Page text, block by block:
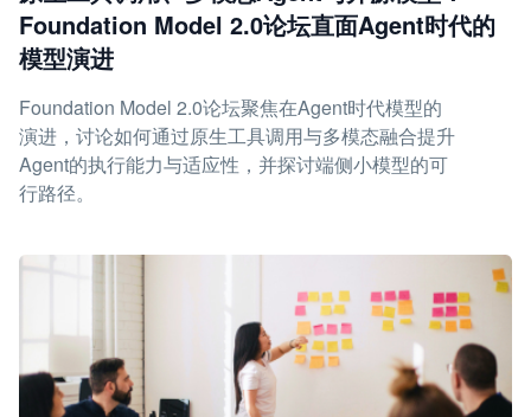
Foundation Model 2.0论坛直面Agent时代的
模型演进
Foundation Model 2.0论坛聚焦在Agent时代模型的
演进，讨论如何通过原生工具调用与多模态融合提升
Agent的执行能力与适应性，并探讨端侧小模型的可
行路径。